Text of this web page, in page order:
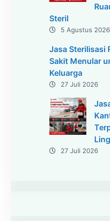
Steril
5 Agustus 2026
Jasa Sterilisasi
Sakit Menular
Keluarga
27 Juli 2026
27 Juli 2026